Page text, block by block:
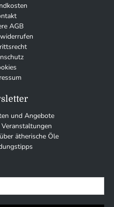
AGB
und Angebote
ätherische Öle